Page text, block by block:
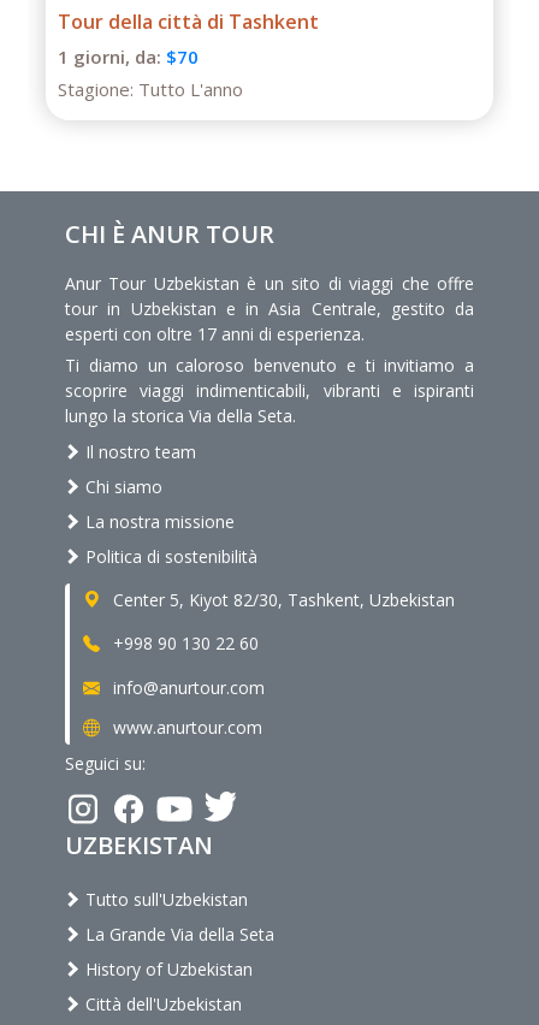
Tour di un giorno a Termiz
1 giorni,
Stagione:
CHI È ANUR TOUR
Anur Tour Uzbekistan è un sito di viaggi che offre
tour in Uzbekistan e in Asia Centrale, gestito da
esperti con oltre 17 anni di esperienza.
Ti diamo un caloroso benvenuto e ti invitiamo a
scoprire viaggi indimenticabili, vibranti e ispiranti
lungo la storica Via della Seta.
Il nostro team
Chi siamo
La nostra missione
Politica di sostenibilità
Center 5, Kiyot 82/30, Tashkent, Uzbekistan
+998 90 130 22 60
info@anurtour.com
www.anurtour.com
Seguici su:
UZBEKISTAN
Tutto sull'Uzbekistan
La Grande Via della Seta
History of Uzbekistan
Città dell'Uzbekistan